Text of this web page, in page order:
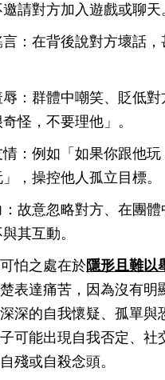
請對方加入遊戲或聊天
：在背後說對方壞話，
：群體中嘲笑、貶低對
奇怪，不要理他」。
：例如「如果你跟他玩
，操控他人孤立目標。
故意忽略對方、在團體
其互動。
怕之處在於隱形且難以
表達痛苦，因為沒有明
深的自我懷疑、孤單與
可能出現自我否定、社
殘或自殺念頭。